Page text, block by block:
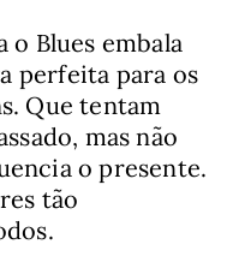
Blues embala
perfeita para os
Que tentam
mas não
o presente.
tão